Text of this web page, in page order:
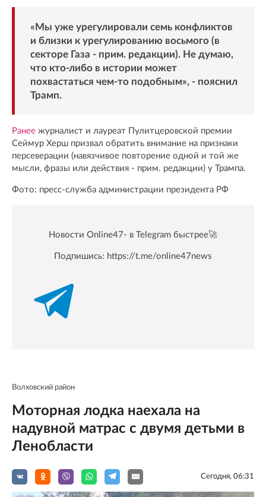
«Мы уже урегулировали семь конфликтов
и близки к урегулированию восьмого (в
секторе Газа - прим. редакции). Не думаю,
что кто-либо в истории может
похвастаться чем-то подобным», - пояснил
Трамп.
Ранее журналист и лауреат Пулитцеровской премии
Сеймур Херш призвал обратить внимание на признаки
персеверации (навязчивое повторение одной и той же
мысли, фразы или действия - прим. редакции) у Трампа.
Фото: пресс-служба администрации президента РФ
Новости Online47- в Telegram быстрее🚀
Подпишись: https://t.me/online47news
Волховский район
Моторная лодка наехала на
надувной матрас с двумя детьми в
Ленобласти
Сегодня, 06:31